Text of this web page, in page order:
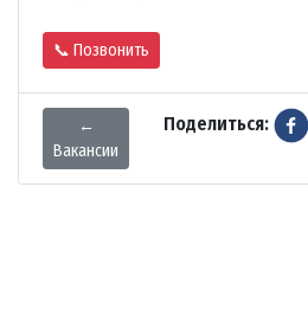
📞 Позвонить
←
Вакансии
Поделиться: